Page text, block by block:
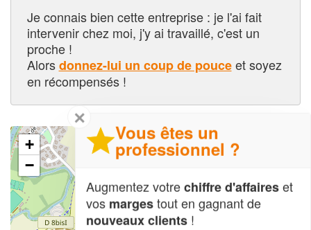
Je connais bien cette entreprise : je l'ai fait
intervenir chez moi, j'y ai travaillé, c'est un
proche !
Alorsdonnez-lui un coup de pouceet soyez
en récompensés !
+
−
✕
Vous êtes un
professionnel ?
Augmentez votrechiffre d'affaireset
vos margestout en gagnant de
nouveaux clients !